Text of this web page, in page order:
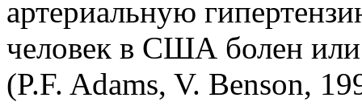
артериальную
человек в США болен или
(P.F. Adams, V. Benson,